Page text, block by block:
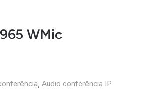
WMic
, Audio conferência IP